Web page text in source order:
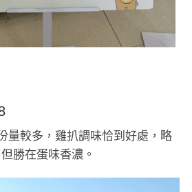
量較多，雞扒調味恰到好處，略
勝在蛋味香濃。